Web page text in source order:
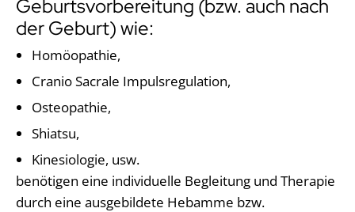
Geburtsvorbereitung (bzw. auch nach
der Geburt) wie:
Homöopathie,
Cranio Sacrale Impulsregulation,
Osteopathie,
Shiatsu,
Kinesiologie, usw.
benötigen eine individuelle Begleitung und Therapie
durch eine ausgebildete Hebamme bzw.